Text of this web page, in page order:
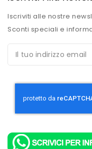
Iscriviti alle nostre
Sconti speciali e